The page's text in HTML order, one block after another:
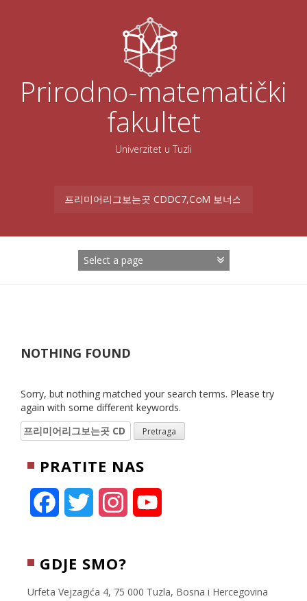
Prirodno-matematički
fakultet
Univerzitet u Tuzli
for:
NOTHING FOUND
Sorry, but nothing matched your search terms. Please try
again with some different keywords.
Pretraga:
PRATITE NAS
c
e
i
t
t
T
GDJE SMO?
Urfeta Vejzagića 4, 75 000 Tuzla, Bosna i Hercegovina